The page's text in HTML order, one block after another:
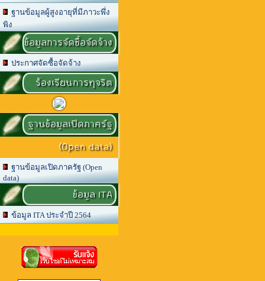
ฐานข้อมูลผู้สูงอายุที่มีภาวะพึ่ง
พิง
ข้อมูลการจัดซื้อจัดจ้าง
ประกาศจัดซื้อจัดจ้าง
ร้องเรียนการทุจริต
ฐานข้อมูลเปิดภาครัฐ
(Open data)
ฐานข้อมูลเปิดภาครัฐ (Open
data)
ข้อมูล ITA
ข้อมูล ITA ประจำปี 2564